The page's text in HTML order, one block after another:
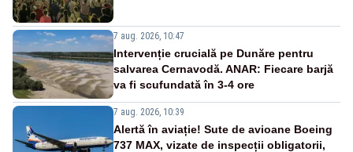
7 aug. 2026, 10:47
Intervenție crucială pe Dunăre pentru
salvarea Cernavodă. ANAR: Fiecare barjă
va fi scufundată în 3-4 ore
7 aug. 2026, 10:39
Alertă în aviație! Sute de avioane Boeing
737 MAX, vizate de inspecții obligatorii,